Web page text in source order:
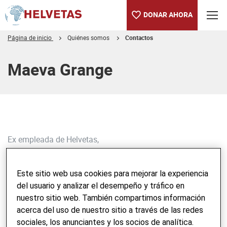
DONAR AHORA
Página de inicio Quiénes somos Contactos
Maeva Grange
Ex empleada de Helvetas,
maeva.grange@helvetas.org
+41 21 804 58 06
Este sitio web usa cookies para mejorar la experiencia
del usuario y analizar el desempeño y tráfico en
nuestro sitio web. También compartimos información
acerca del uso de nuestro sitio a través de las redes
sociales, los anunciantes y los socios de analítica.